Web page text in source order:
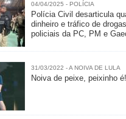
04/04/2025 - POLÍCIA
Polícia Civil desarticula
dinheiro e tráfico de
policiais da PC, PM e
31/03/2022 - A NOIVA DE LULA
Noiva de peixe, peixinho é!